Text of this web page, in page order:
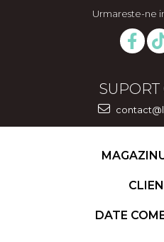
Urmareste-ne
SUPORT
DATE